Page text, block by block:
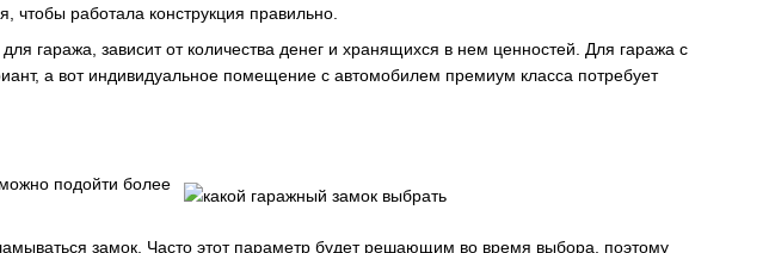
чтобы работала конструкция правильно.
гаража, зависит от количества денег и хранящихся в нем ценностей. Для гаража с
а вот индивидуальное помещение с автомобилем премиум класса потребует
подойти более
замок. Часто этот параметр будет решающим во время выбора, поэтому